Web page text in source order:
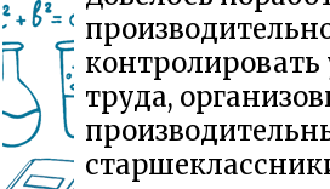
контролировать
труда,